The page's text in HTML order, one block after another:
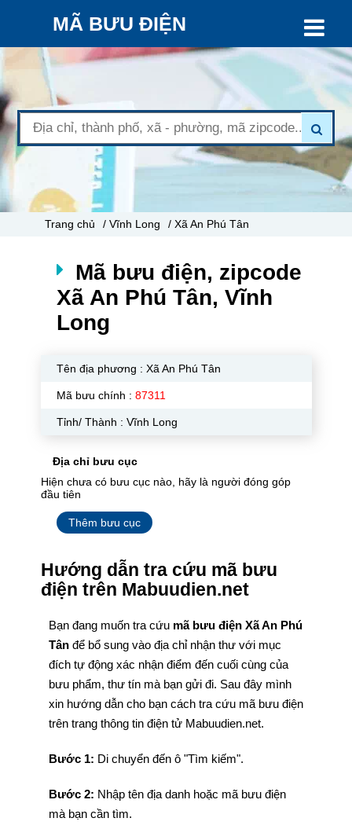
MÃ BƯU ĐIỆN
Trang chủ / Vĩnh Long / Xã An Phú Tân
Mã bưu điện, zipcode
Xã An Phú Tân, Vĩnh
Long
Tên địa phương : Xã An Phú Tân
Mã bưu chính : 87311
Tỉnh/ Thành : Vĩnh Long
Địa chỉ bưu cục
Hiện chưa có bưu cục nào, hãy là người đóng góp
đầu tiên
Thêm bưu cục
Hướng dẫn tra cứu mã bưu
điện trên Mabuudien.net
Bạn đang muốn tra cứu mã bưu điện Xã An Phú
Tân để bổ sung vào địa chỉ nhận thư với mục
đích tự động xác nhận điểm đến cuối cùng của
bưu phẩm, thư tín mà bạn gửi đi. Sau đây mình
xin hướng dẫn cho bạn cách tra cứu mã bưu điện
trên trang thông tin điện tử Mabuudien.net.
Bước 1: Di chuyển đến ô "Tìm kiếm".
Bước 2: Nhập tên địa danh hoặc mã bưu điện
mà bạn cần tìm.